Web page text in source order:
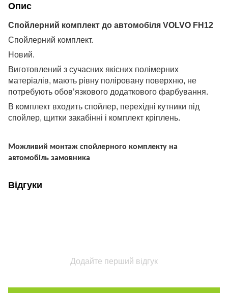
Опис
Спойлерний комплект до автомобіля VOLVO FH12
Спойлерний комплект.
Новий.
Виготовлений з сучасних якісних полімерних
матеріалів, мають рівну поліровану поверхню, не
потребують обов’язкового додаткового фарбування.
В комплект входить спойлер, перехідні кутники під
спойлер, щитки закабінні і комплект кріплень.
Можливий монтаж спойлерного комплекту на
автомобіль замовника
Відгуки
Додайте перший відгук